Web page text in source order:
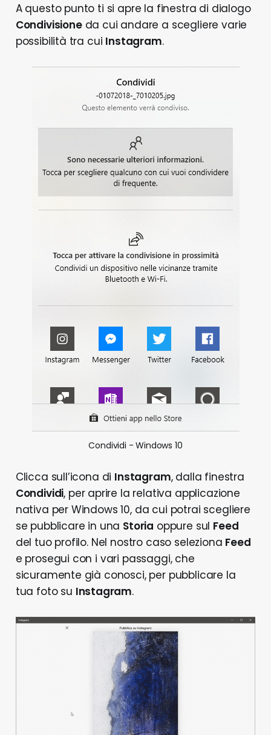
A questo punto ti si apre la finestra di dialogo
Condivisioneda cui andare a scegliere varie
possibilità tra cui Instagram.
Condividi - Windows 10
Clicca sull’icona di Instagram, dalla finestra
Condividi, per aprire la relativa applicazione
nativa per Windows 10, da cui potrai scegliere
se pubblicare in una Storia oppure sul Feed
del tuo profilo. Nel nostro caso seleziona Feed
e prosegui con i vari passaggi, che
sicuramente già conosci, per pubblicare la
tua foto su Instagram.